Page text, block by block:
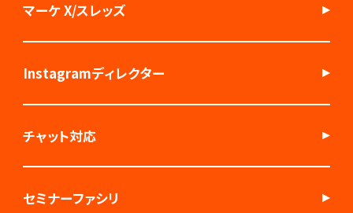
マーケ X/スレッズ
Instagramディレクター
チャット対応
セミナーファシリ